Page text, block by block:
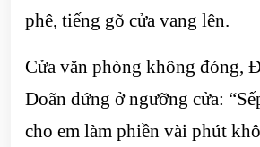
phê, tiếng gõ cửa vang lên.
Cửa văn phòng không đóng,
Doãn đứng ở ngưỡng cửa:
cho em làm phiền vài phút